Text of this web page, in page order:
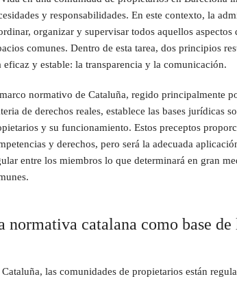
y responsabilidades. En este contexto, la
organizar y supervisar todos aquellos
comunes. Dentro de esta tarea, dos principios
eficaz y estable: la transparencia y la comunicación.
normativo de Cataluña, regido principalmente
de derechos reales, establece las bases jurídicas
y su funcionamiento. Estos preceptos
y derechos, pero será la adecuada
entre los miembros lo que determinará en gran
normativa catalana como base
Cataluña, las comunidades de propietarios están